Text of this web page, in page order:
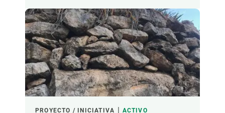
- CUALQUIERA - ACTIVO INACTIVO
PROYECTO / INICIATIVA ACTIVO